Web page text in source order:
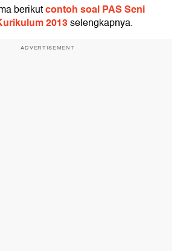
berikutcontoh soal PAS Seni
2013selengkapnya.
ADVERTISEMENT